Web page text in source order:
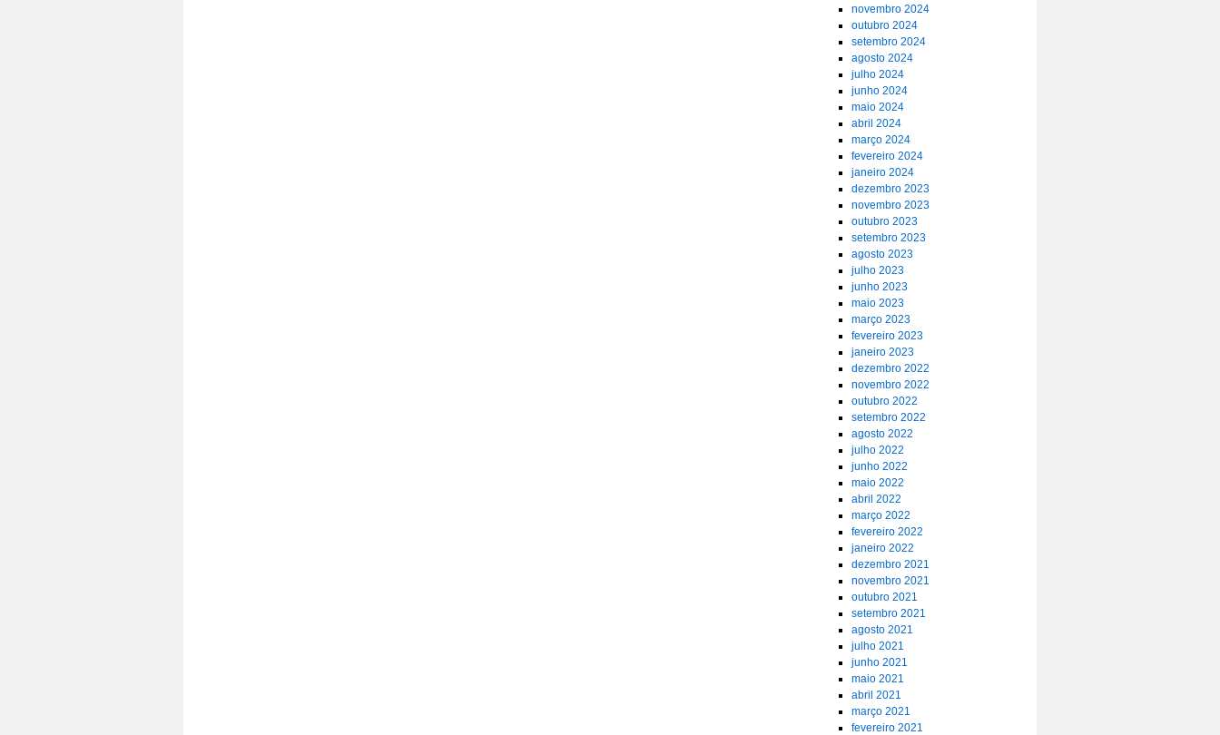
novembro 2024
outubro 2024
setembro 2024
agosto 2024
julho 2024
junho 2024
maio 2024
abril 2024
março 2024
fevereiro 2024
janeiro 2024
dezembro 2023
novembro 2023
outubro 2023
setembro 2023
agosto 2023
julho 2023
junho 2023
maio 2023
março 2023
fevereiro 2023
janeiro 2023
dezembro 2022
novembro 2022
outubro 2022
setembro 2022
agosto 2022
julho 2022
junho 2022
maio 2022
abril 2022
março 2022
fevereiro 2022
janeiro 2022
dezembro 2021
novembro 2021
outubro 2021
setembro 2021
agosto 2021
julho 2021
junho 2021
maio 2021
abril 2021
março 2021
fevereiro 2021